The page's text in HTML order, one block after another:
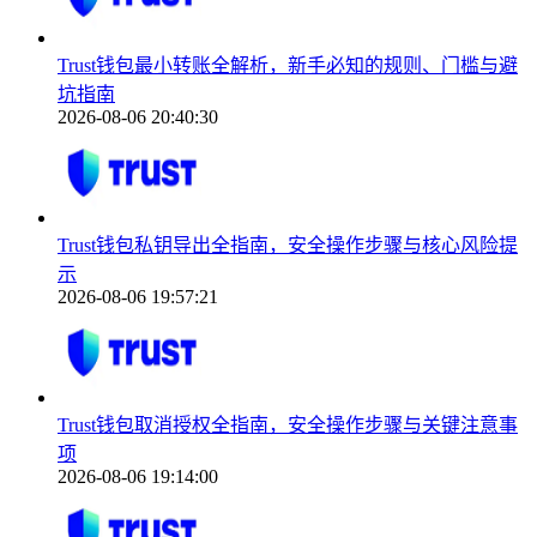
Trust钱包最小转账全解析，新手必知的规则、门槛与避
坑指南
2026-08-06 20:40:30
Trust钱包私钥导出全指南，安全操作步骤与核心风险提
示
2026-08-06 19:57:21
Trust钱包取消授权全指南，安全操作步骤与关键注意事
项
2026-08-06 19:14:00